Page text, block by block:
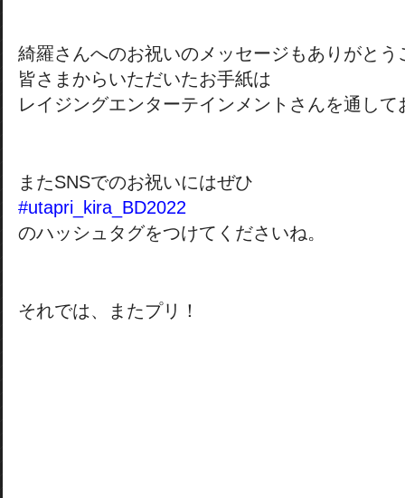
綺羅さんへのお祝いのメッセージもありがとう
皆さまからいただいたお手紙は
レイジングエンターテインメントさんを通して
またSNSでのお祝いにはぜひ
#utapri_kira_BD2022
のハッシュタグをつけてくださいね。
それでは、またプリ！